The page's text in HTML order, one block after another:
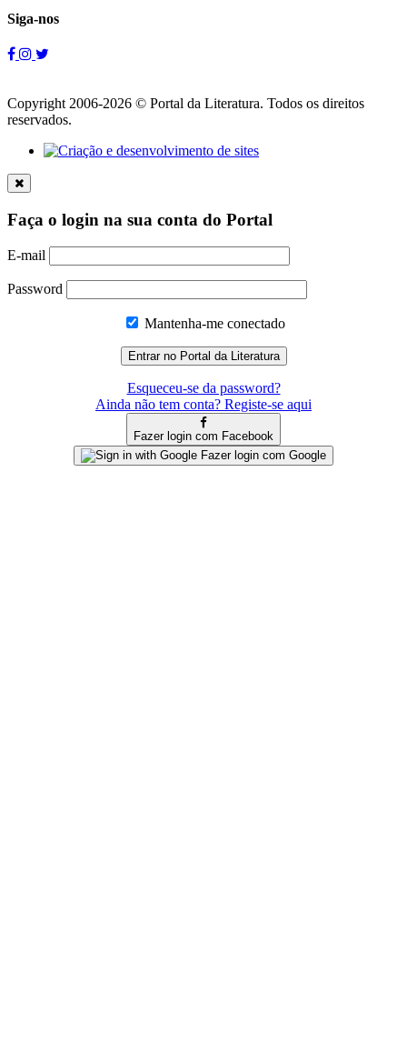
Siga-nos
Copyright 2006-2026 © Portal da Literatura. Todos os direitos
reservados.
Faça o login na sua conta do Portal
E-mail
Password
Mantenha-me conectado
Esqueceu-se da password?
Ainda não tem conta? Registe-se aqui
Fazer login com Facebook
Fazer login com Google